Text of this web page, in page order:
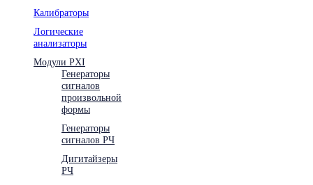
Калибраторы
Логические
анализаторы
Модули PXI
Генераторы
сигналов
произвольной
формы
Генераторы
сигналов РЧ
Дигитайзеры
РЧ